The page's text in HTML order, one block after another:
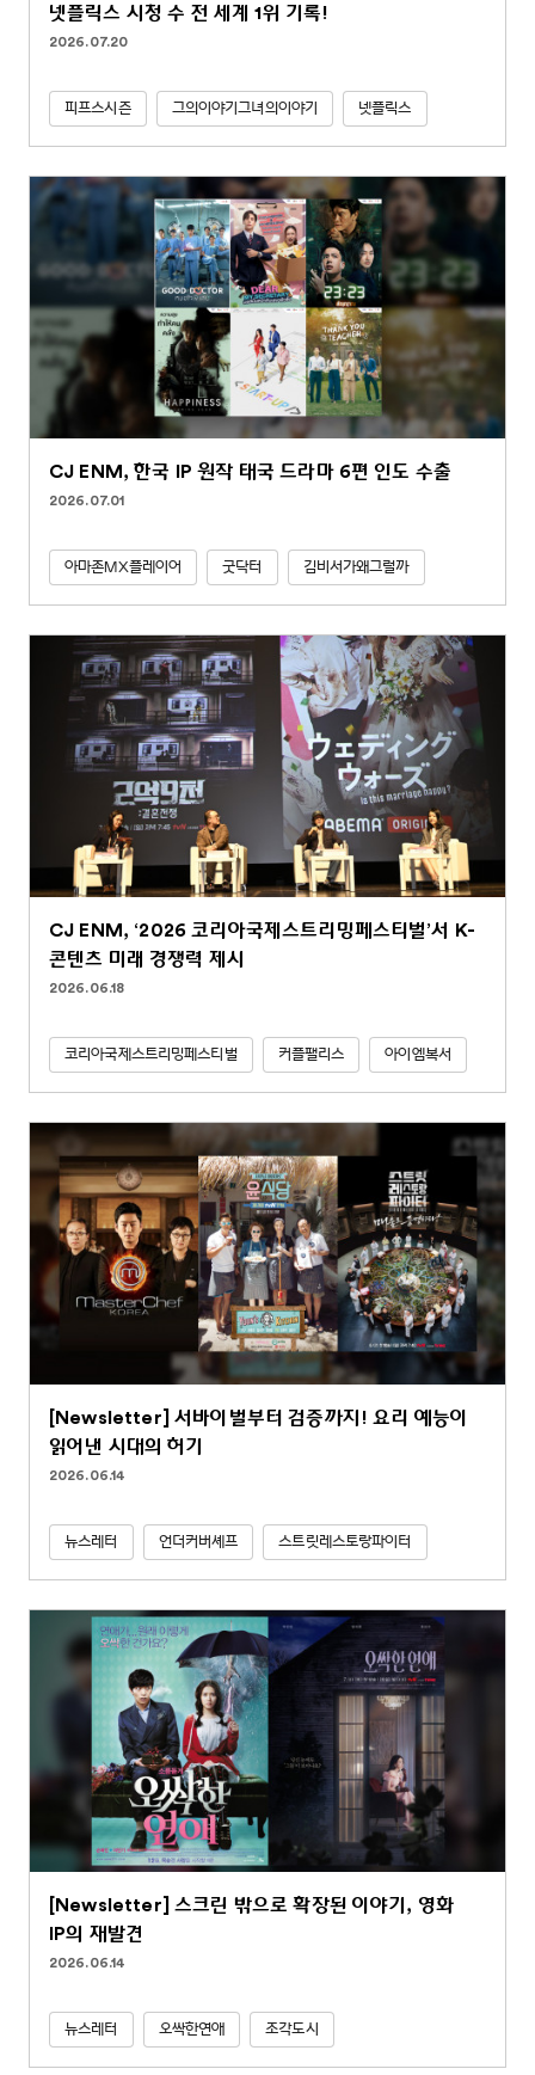
넷플릭스 시청 수 전 세계 1위 기록!
2026.07.20
피프스시즌 그의이야기그녀의이야기 넷플릭스
CJ ENM, 한국 IP 원작 태국 드라마 6편 인도 수출
2026.07.01
아마존MX플레이어 굿닥터 김비서가왜그럴까
CJ ENM, ‘2026 코리아국제스트리밍페스티벌’서 K-
콘텐츠 미래 경쟁력 제시
2026.06.18
코리아국제스트리밍페스티벌 커플팰리스 아이엠복서
[Newsletter] 서바이벌부터 검증까지! 요리 예능이
읽어낸 시대의 허기
2026.06.14
뉴스레터 언더커버셰프 스트릿레스토랑파이터
[Newsletter] 스크린 밖으로 확장된 이야기, 영화
IP의 재발견
2026.06.14
뉴스레터 오싹한연애 조각도시